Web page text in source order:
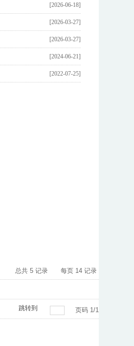
[2026-06-18]
[2026-03-27]
[2026-03-27]
[2024-06-21]
[2022-07-25]
每页 14 记录
总共 5 记录
页码 1/1
跳转到